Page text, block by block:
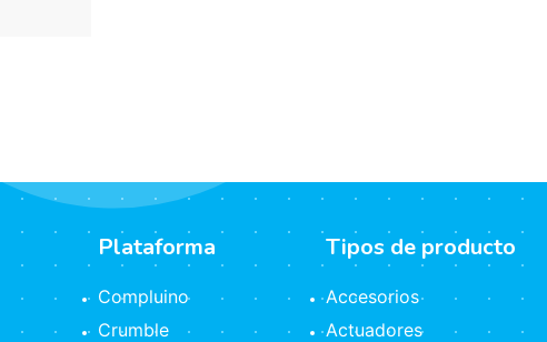
Plataforma
Compluino
Crumble
Tipos de producto
Accesorios
Actuadores